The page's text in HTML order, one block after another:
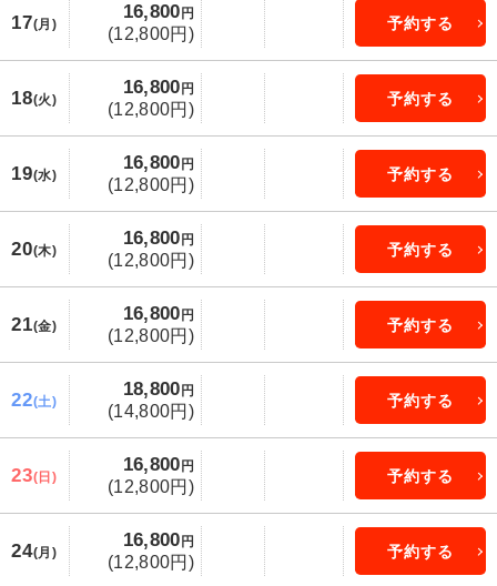
17(月)
16,800 円
(12,800円)
予約する
18(火)
16,800 円
(12,800円)
予約する
19(水)
16,800 円
(12,800円)
予約する
20(木)
16,800 円
(12,800円)
予約する
21(金)
16,800 円
(12,800円)
予約する
22(土)
18,800 円
(14,800円)
予約する
23(日)
16,800 円
(12,800円)
予約する
24(月)
16,800 円
(12,800円)
予約する